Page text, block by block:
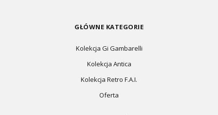
GŁÓWNE KATEGORIE
Kolekcja Gi Gambarelli
Kolekcja Antica
Kolekcja Retro F.A.I.
Oferta